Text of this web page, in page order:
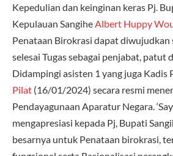
Kepedulian dan keinginan keras Pj.
Kepulauan Sangihe Albert Huppy
Penataan Birokrasi dapat diwujudkan
selesai Tugas sebagai penjabat, patut
Didampingi asisten 1 yang juga Kadis
Pilat (16/01/2024) secara resmi
Pendayagunaan Aparatur Negara.
mengapresiasi kepada Pj, Bupati
besarnya untuk Penataan birokrasi,